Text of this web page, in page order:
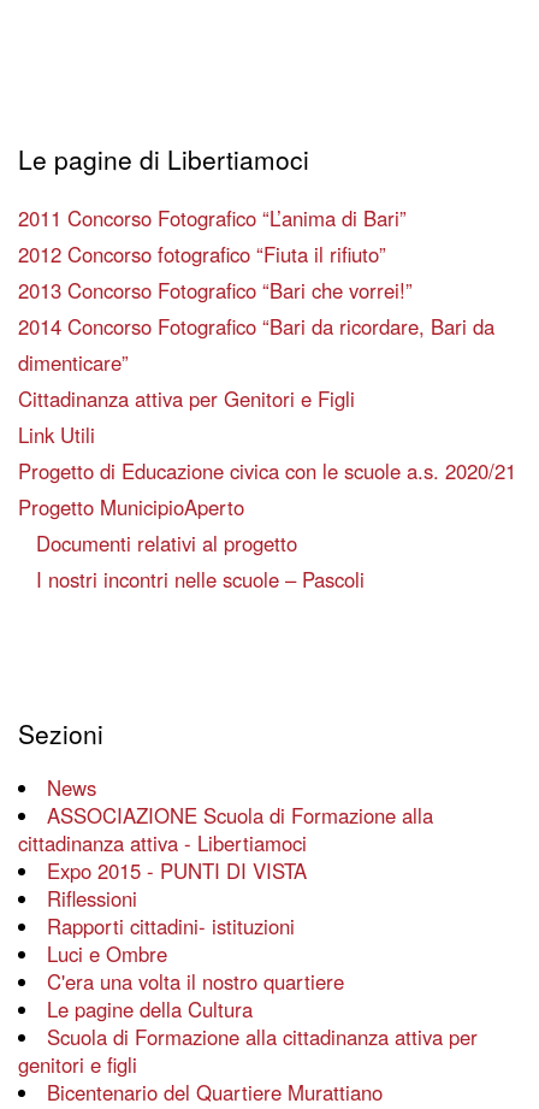
Le pagine di Libertiamoci
2011 Concorso Fotografico “L’anima di Bari”
2012 Concorso fotografico “Fiuta il rifiuto”
2013 Concorso Fotografico “Bari che vorrei!”
2014 Concorso Fotografico “Bari da ricordare, Bari da
dimenticare”
Cittadinanza attiva per Genitori e Figli
Link Utili
Progetto di Educazione civica con le scuole a.s. 2020/21
Progetto MunicipioAperto
Documenti relativi al progetto
I nostri incontri nelle scuole – Pascoli
Sezioni
News
ASSOCIAZIONE Scuola di Formazione alla
cittadinanza attiva - Libertiamoci
Expo 2015 - PUNTI DI VISTA
Riflessioni
Rapporti cittadini- istituzioni
Luci e Ombre
C'era una volta il nostro quartiere
Le pagine della Cultura
Scuola di Formazione alla cittadinanza attiva per
genitori e figli
Bicentenario del Quartiere Murattiano